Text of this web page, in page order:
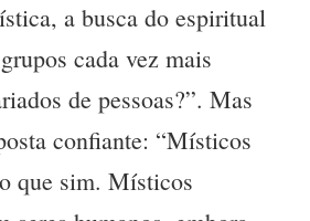
a busca do espiritual
cada vez mais
de pessoas?”. Mas
confiante: “Místicos
que sim. Místicos